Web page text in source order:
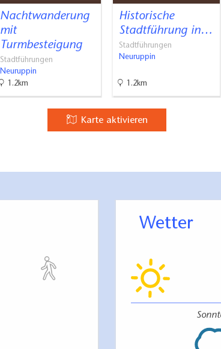
Nachtwanderung
mit
Turmbesteigung
Stadtführungen
Neuruppin
1.2km
Historische
Stadtführung in…
Stadtführungen
Neuruppin
1.2km
Karte aktivieren
Wetter